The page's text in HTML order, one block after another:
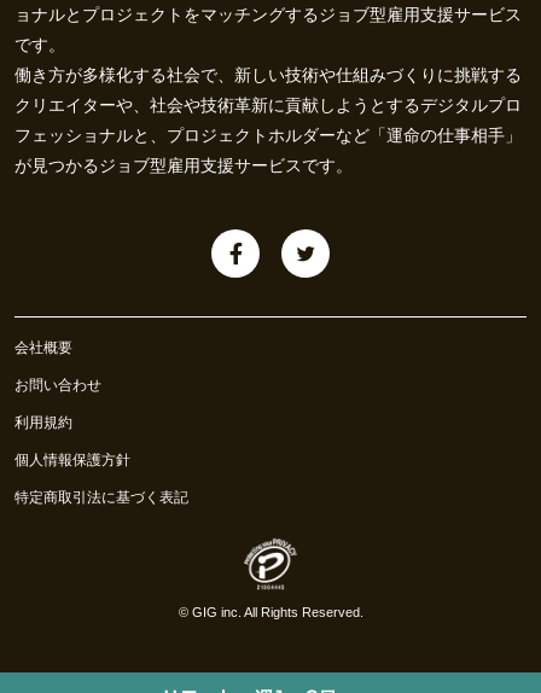
ョナルとプロジェクトをマッチングするジョブ型雇用支援サービス
です。
働き方が多様化する社会で、新しい技術や仕組みづくりに挑戦する
クリエイターや、社会や技術革新に貢献しようとするデジタルプロ
フェッショナルと、プロジェクトホルダーなど「運命の仕事相手」
が見つかるジョブ型雇用支援サービスです。
会社概要
お問い合わせ
利用規約
個人情報保護方針
特定商取引法に基づく表記
© GIG inc. All Rights Reserved.